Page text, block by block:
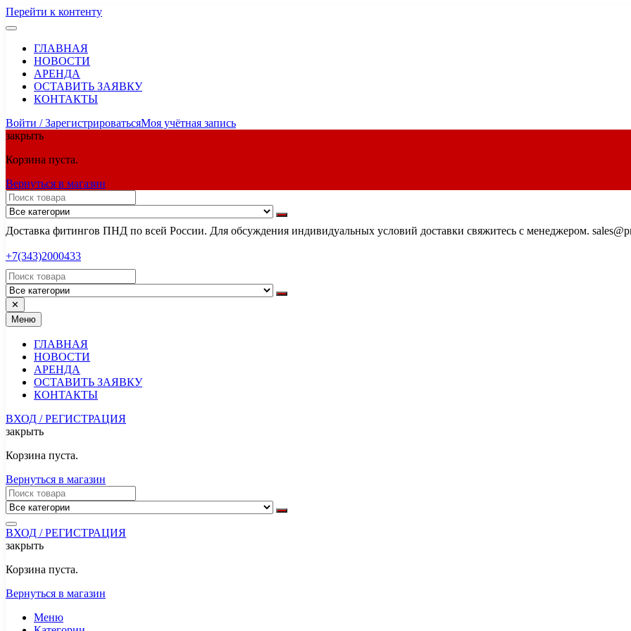
Перейти к контенту
ГЛАВНАЯ
НОВОСТИ
АРЕНДА
ОСТАВИТЬ ЗАЯВКУ
КОНТАКТЫ
Войти / ЗарегистрироватьсяМоя учётная запись
закрыть
Корзина пуста.
Вернуться в магазин
Доставка фитингов ПНД по всей России. Для обсуждения индивидуальных условий доставки свяжитесь с менеджером.
+7(343)2000433
✕
Меню
ГЛАВНАЯ
НОВОСТИ
АРЕНДА
ОСТАВИТЬ ЗАЯВКУ
КОНТАКТЫ
ВХОД / РЕГИСТРАЦИЯ
закрыть
Корзина пуста.
Вернуться в магазин
ВХОД / РЕГИСТРАЦИЯ
закрыть
Корзина пуста.
Вернуться в магазин
Меню